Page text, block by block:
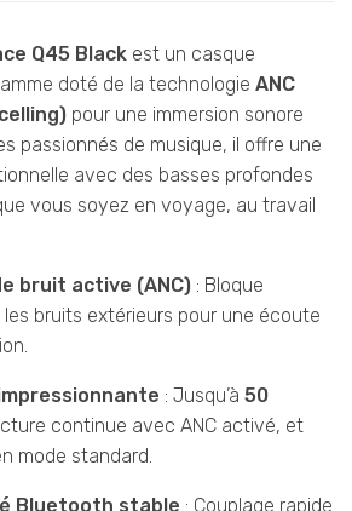
Q45 Black est un casque
doté de la technologie ANC
pour une immersion sonore
passionnés de musique, il offre une
avec des basses profondes
vous soyez en voyage, au travail
bruit active (ANC) : Bloque
bruits extérieurs pour une écoute
: Jusqu’à 50
continue avec ANC activé, et
mode standard.
Bluetooth stable : Couplage rapide